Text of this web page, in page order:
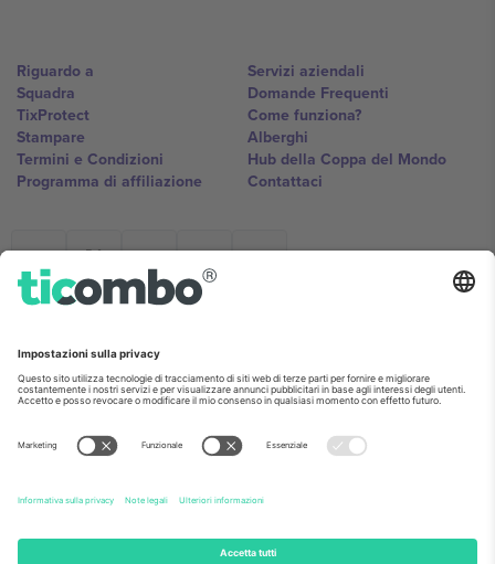
Riguardo a
Squadra
TixProtect
Stampare
Termini e Condizioni
Programma di affiliazione
Servizi aziendali
Domande Frequenti
Come funziona?
Alberghi
Hub della Coppa del Mondo
Contattaci
Ticombo Italia
Mimi Balkanska 132, 1540, Sofia,
base alla località, all'evento e/o al dominio. Per i dettagli controlla la
pagina specifica dell'evento, l'impronta e i termini.,